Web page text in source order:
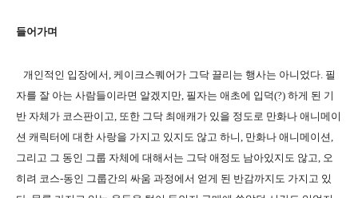
들어가며
개인적인 입장에서, 케이크스퀘어가 그닥 끌리는 행사는 아니었다. 필
자를 잘 아는 사람들이라면 알겠지만, 필자는 애초에 입덕(?) 하게 된 기
반 자체가 코스판이고, 또한 그닥 최애캐가 있을 정도로 만화나 애니메이
션 캐릭터에 대한 사랑을 가지고 있지도 않고 하니, 만화나 애니메이션,
그리고 그 동인 그룹 자체에 대해서는 그닥 애정도 남아있지도 않고, 오
히려 코스-동인 그룹간의 싸움 과정에서 얻게 된 반감까지도 가지고 있